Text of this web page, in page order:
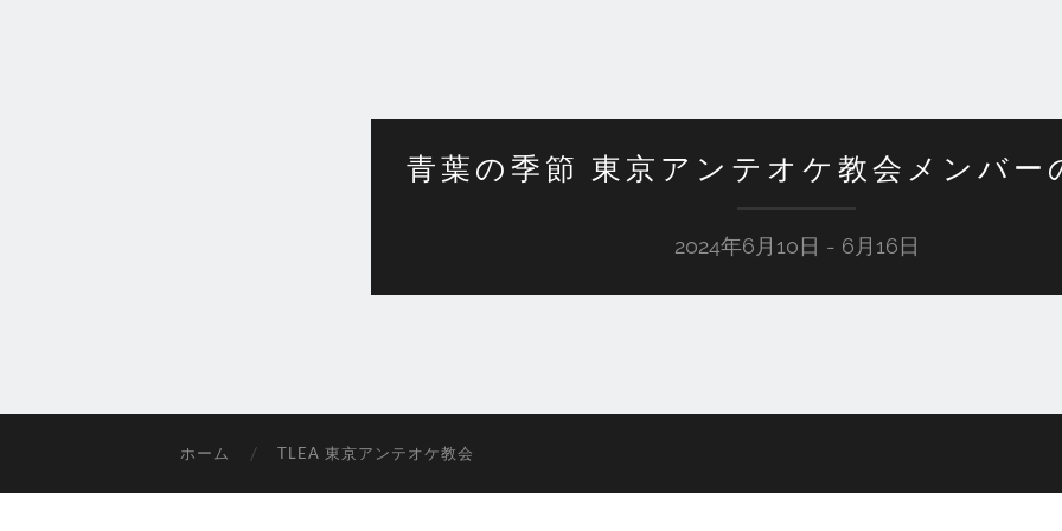
青葉の季節 東京アンテオケ教会メンバー
2024年6月10日 - 6月16日
ホーム TLEA 東京アンテオケ教会